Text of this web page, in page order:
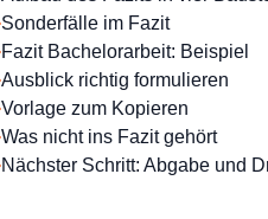
Sonderfälle im Fazit
Fazit Bachelorarbeit: Beispiel
Ausblick richtig formulieren
Vorlage zum Kopieren
Was nicht ins Fazit gehört
Nächster Schritt: Abgabe und